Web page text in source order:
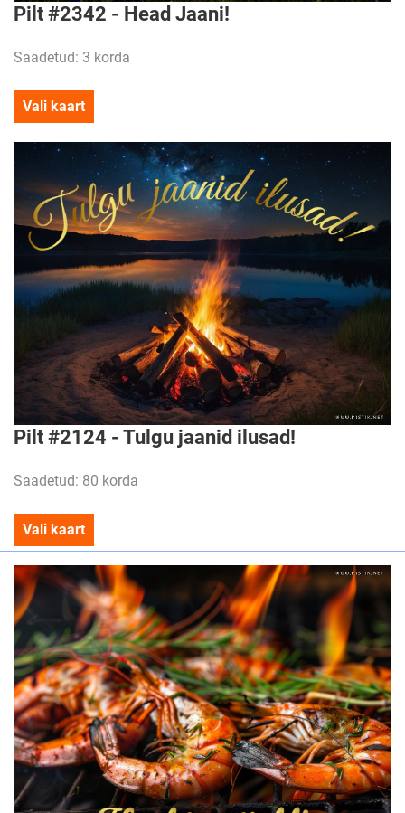
Pilt #2342 - Head Jaani!
Saadetud: 3 korda
Vali kaart
Pilt #2124 - Tulgu jaanid ilusad!
Saadetud: 80 korda
Vali kaart